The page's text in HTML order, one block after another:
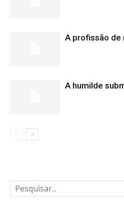
A profissão de
A humilde